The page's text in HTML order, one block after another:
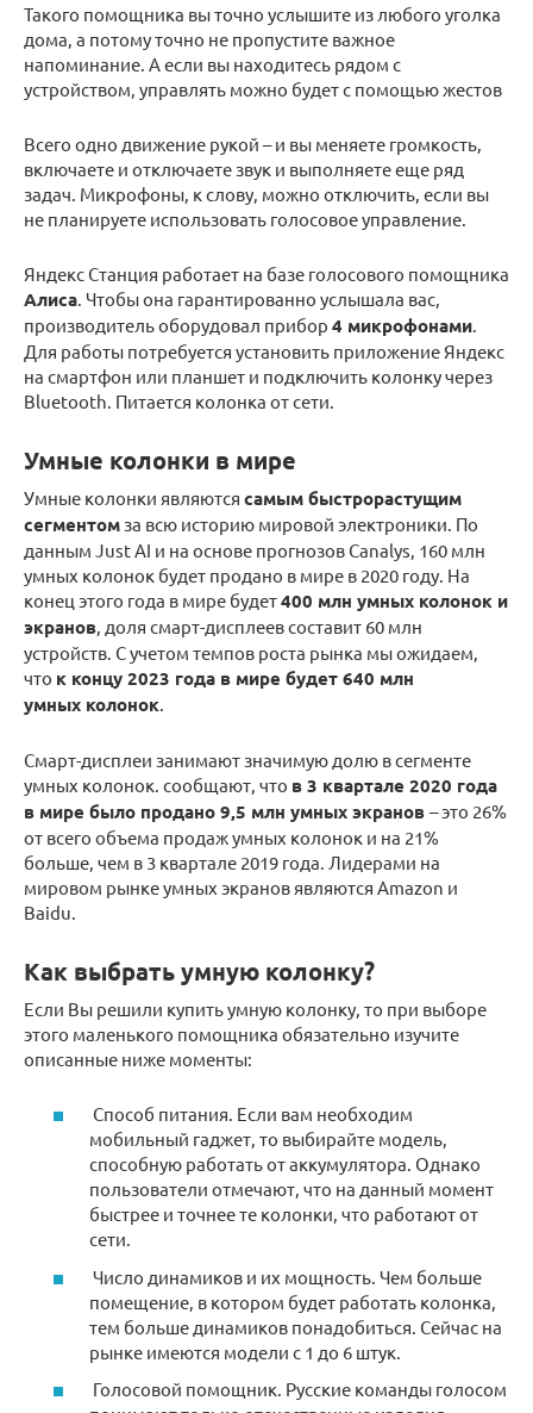
Такого помощника вы точно услышите из любого уголка
дома, а потому точно не пропустите важное
напоминание. А если вы находитесь рядом с
устройством, управлять можно будет с помощью жестов
Всего одно движение рукой – и вы меняете громкость,
включаете и отключаете звук и выполняете еще ряд
задач. Микрофоны, к слову, можно отключить, если вы
не планируете использовать голосовое управление.
Яндекс Станция работает на базе голосового помощника
Алиса . Чтобы она гарантированно услышала вас,
производитель оборудовал прибор 4 микрофонами
Для работы потребуется установить приложение Яндекс
на смартфон или планшет и подключить колонку через
Bluetooth. Питается колонка от сети.
Умные колонки в мире
Умные колонки являются самым быстрорастущим
сегментом за всю историю мировой электроники. По
данным Just AI и на основе прогнозов Canalys, 160 млн
умных колонок будет продано в мире в 2020 году. На
конец этого года в мире будет400 млн умных колонок и
экранов , доля смарт-дисплеев составит 60 млн
устройств. С учетом темпов роста рынка мы ожидаем,
что к концу 2023 года в мире будет 640 млн
умных колонок
Смарт-дисплеи занимают значимую долю в сегменте
умных колонок. сообщают, что в 3 квартале 2020 года
в мире было продано 9,5 млн умных экранов – это 26%
от всего объема продаж умных колонок и на 21%
больше, чем в 3 квартале 2019 года. Лидерами на
мировом рынке умных экранов являются Amazon и
Baidu.
Как выбрать умную колонку?
Если Вы решили купить умную колонку, то при выборе
этого маленького помощника обязательно изучите
описанные ниже моменты:
Способ питания. Если вам необходим
мобильный гаджет, то выбирайте модель,
способную работать от аккумулятора. Однако
пользователи отмечают, что на данный момент
быстрее и точнее те колонки, что работают от
сети.
Число динамиков и их мощность. Чем больше
помещение, в котором будет работать колонка,
тем больше динамиков понадобиться. Сейчас на
рынке имеются модели с 1 до 6 штук.
Голосовой помощник. Русские команды голосом